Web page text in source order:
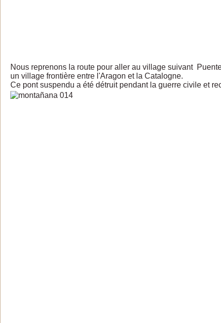
Nous reprenons la route pour aller au village suivant
un village frontière entre l'Aragon et la Catalogne.
Ce pont suspendu a été détruit pendant la guerre civile et